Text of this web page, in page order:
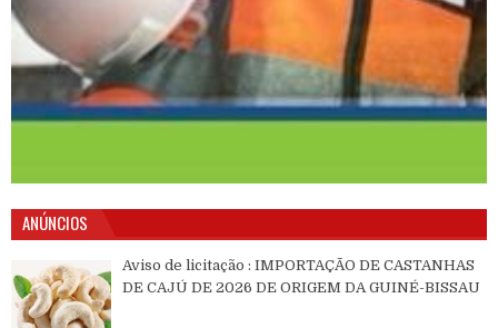
ANÚNCIOS
Aviso de licitação : IMPORTAÇÃO DE CASTANHAS
DE CAJÚ DE 2026 DE ORIGEM DA GUINÉ-BISSAU